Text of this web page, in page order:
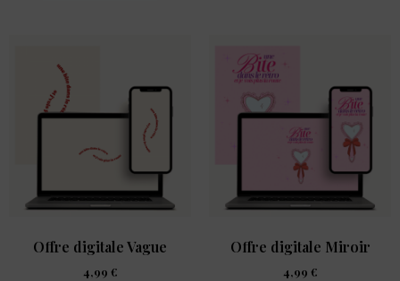
Offre digitale Vague
4,99 €
Offre digitale Miroir
4,99 €